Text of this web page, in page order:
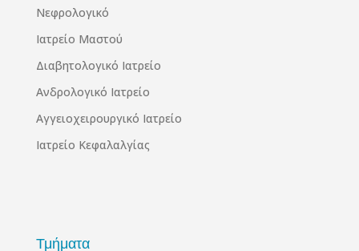
Νεφρολογικό
Ιατρείο Μαστού
Διαβητολογικό Ιατρείο
Ανδρολογικό Ιατρείο
Αγγειοχειρουργικό Ιατρείο
Ιατρείο Κεφαλαλγίας
Τμήματα